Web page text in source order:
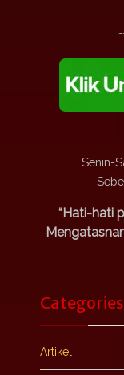
Senin-
“Hati-hati
Categories
Artikel